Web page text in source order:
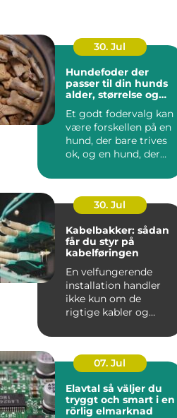
30. Jul
Hundefoder der
passer til din hunds
alder, størrelse og
Et godt fodervalg kan
være forskellen på en
hund, der bare trives
ok, og en hund, der
30. Jul
Kabelbakker: sådan
får du styr på
kabelføringen
En velfungerende
installation handler
ikke kun om de
rigtige kabler og
gennemført kab...
07. Jul
Elavtal så väljer du
tryggt och smart i en
rörlig elmarknad